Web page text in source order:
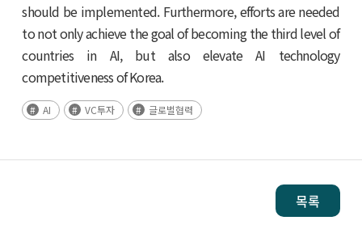
should be implemented. Furthermore, efforts are needed
to not only achieve the goal of becoming the third level of
countries in AI, but also elevate AI technology
competitiveness of Korea.
AI VC투자 글로벌협력
목록